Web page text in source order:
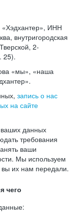
ИНН
внутригородская
2-
25).
«мы», «наша
запись о нас
на сайте
данных
требования
ваши
Мы используем
вы их нам передали.
чего